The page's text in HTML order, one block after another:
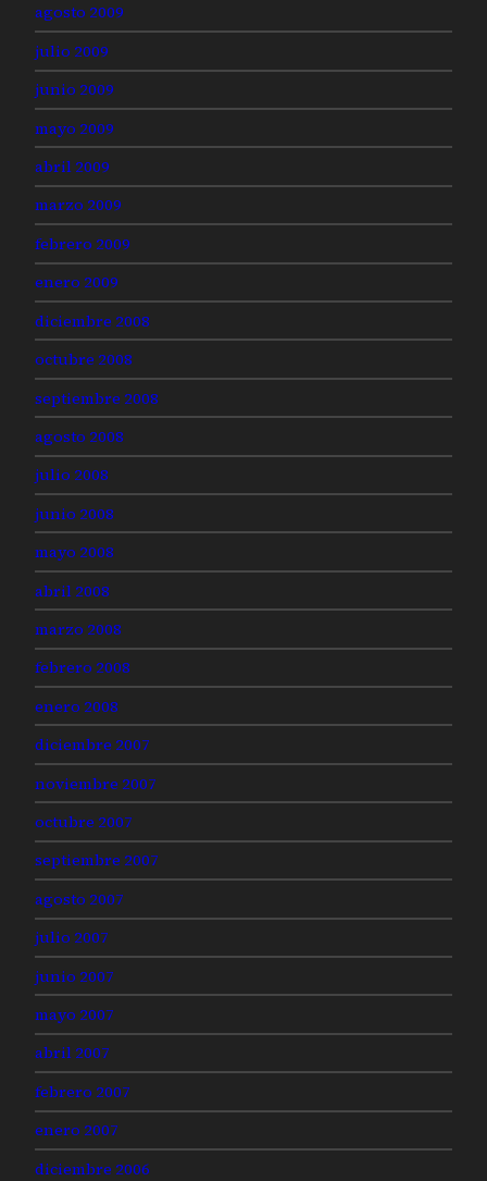
agosto 2009
julio 2009
junio 2009
mayo 2009
abril 2009
marzo 2009
febrero 2009
enero 2009
diciembre 2008
octubre 2008
septiembre 2008
agosto 2008
julio 2008
junio 2008
mayo 2008
abril 2008
marzo 2008
febrero 2008
enero 2008
diciembre 2007
noviembre 2007
octubre 2007
septiembre 2007
agosto 2007
julio 2007
junio 2007
mayo 2007
abril 2007
febrero 2007
enero 2007
diciembre 2006